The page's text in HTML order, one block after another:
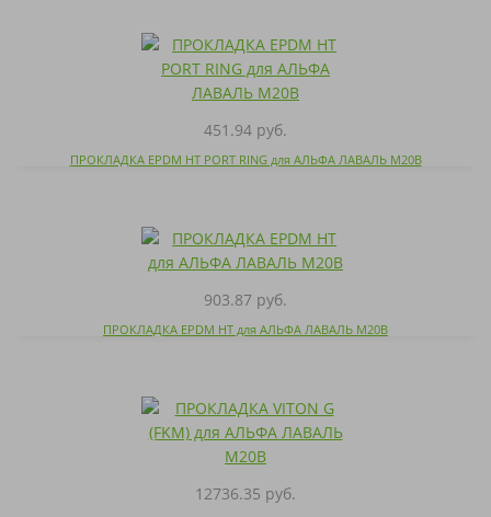
451.94 руб.
ПРОКЛАДКА EPDM HT PORT RING для АЛЬФА ЛАВАЛЬ M20B
903.87 руб.
ПРОКЛАДКА EPDM HT для АЛЬФА ЛАВАЛЬ M20B
12736.35 руб.